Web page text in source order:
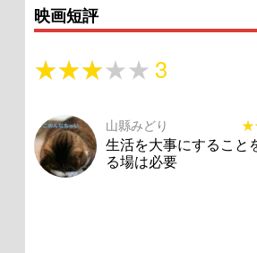
映画短評
★★★★★
★★★★★ 3
山縣みどり
生活を大事にすること
る場は必要